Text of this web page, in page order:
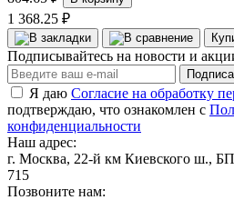
1 368.25 ₽
Подписывайтесь на новости и
Я даю Согласие на обработку
подтверждаю, что ознакомлен с
конфиденциальности
Наш адрес:
г. Москва, 22-й км Киевского ш.,
715
Позвоните нам: